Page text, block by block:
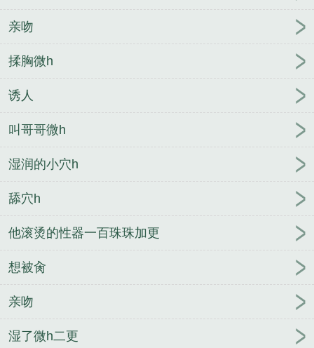
终有路伪叔侄by鹿时安未删减版
南山终有路伪叔侄
时安未删减版
校草出轨，我闪婚太
子爷，他疯了苏念笙沈隽西无删减
野
玫瑰by鹿时安未删减版
野玫瑰by鹿时安笔趣阁无弹
窗
甜瘾by鹿时安未删减版
南山终有路伪叔侄by鹿时
校草出轨，我闪婚太子爷，他
疯了苏念笙沈隽西无删减
巨棒教练bymizhi笔趣阁
隽西小说笔趣阁
南山终有路伪叔侄by鹿时安笔趣阁
婚太子爷，他疯了完整版
南山终有路伪叔侄by鹿时
不乖
糙汉by鹿时安笔趣阁无弹窗
巨棒教练bymizhi笔趣阁
无弹窗
年疏淮元熙小说
朱长风关羽封神我扮关公，黄皮子竟来讨封
完整版
甜瘾by鹿时安笔趣阁无弹窗
亲吻
揉胸微h
诱人
叫哥哥微h
湿润的小穴h
舔穴h
他滚烫的性器一百珠珠加更
想被肏
亲吻
湿了微h二更